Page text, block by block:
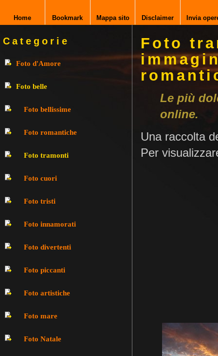
Home Bookmark Mappa sito Disclaimer Invia
Categorie
Foto d'Amore
Foto belle
Foto bellissime
Foto romantiche
Foto tramonti
Foto cuori
Foto tristi
Foto innamorati
Foto divertenti
Foto piccanti
Foto artistiche
Foto mare
Foto Natale
Foto
Le più
online.
Una raccolta
Per